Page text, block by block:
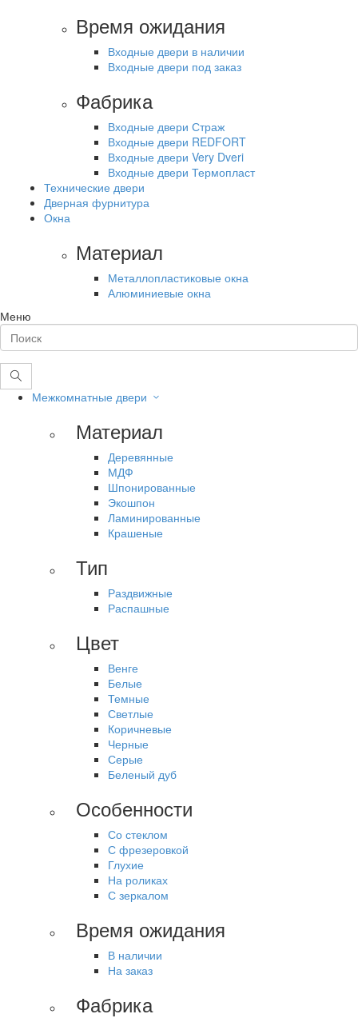
Время ожидания
Входные двери в наличии
Входные двери под заказ
Фабрика
Входные двери Страж
Входные двери REDFORT
Входные двери Very Dveri
Входные двери Термопласт
Технические двери
Дверная фурнитура
Окна
Материал
Металлопластиковые окна
Алюминиевые окна
Меню
Межкомнатные двери
Материал
Деревянные
МДФ
Шпонированные
Экошпон
Ламинированные
Крашеные
Тип
Раздвижные
Распашные
Цвет
Венге
Белые
Темные
Светлые
Коричневые
Черные
Серые
Беленый дуб
Особенности
Со стеклом
С фрезеровкой
Глухие
На роликах
С зеркалом
Время ожидания
В наличии
На заказ
Фабрика